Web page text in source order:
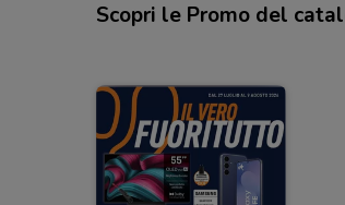
Scopri le Promo del